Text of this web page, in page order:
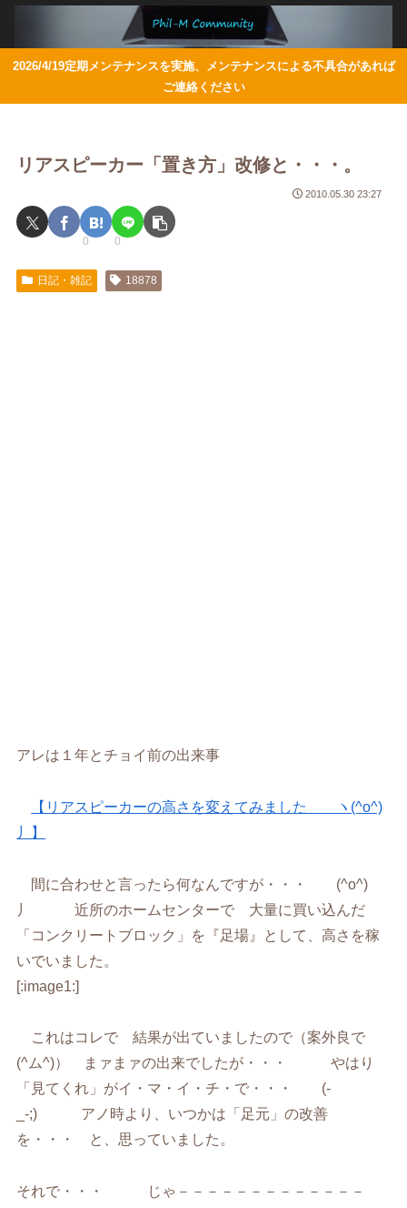
2026/4/19定期メンテナンスを実施、メンテナンスによる不具合があれば
ご連絡ください
リアスピーカー「置き方」改修と・・・。
2010.05.30 23:27
0 0
日記・雑記 18878
アレは１年とチョイ前の出来事
【リアスピーカーの高さを変えてみました ヽ(^o^)
丿】
間に合わせと言ったら何なんですが・・・ (^o^)
丿 近所のホームセンターで 大量に買い込んだ
「コンクリートブロック」を『足場』として、高さを稼
いでいました。
[:image1:]
これはコレで 結果が出ていましたので（案外良で
(^ム^)） まァまァの出来でしたが・・・ やはり
「見てくれ」がイ・マ・イ・チ・で・・・ (-
_-;) アノ時より、いつかは「足元」の改善
を・・・ と、思っていました。
それで・・・ じゃ－－－－－－－－－－－－－